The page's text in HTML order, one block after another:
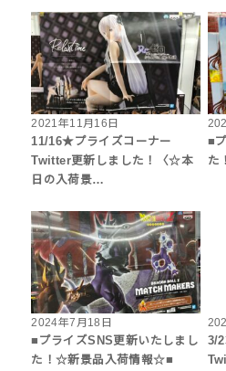
2021年11月16日
11/16★プライズコーナー
Twitter更新しました！〈☆本
日の入荷景…
■
た
2024年7月18日
■プライズSNS更新いたしまし
た！☆新景品入荷情報☆■
3/